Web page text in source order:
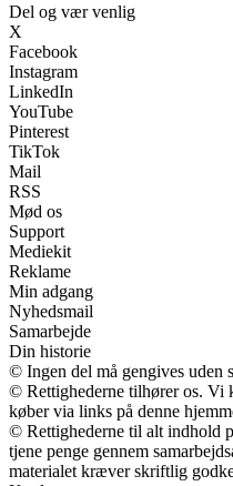
Del og vær venlig
X
Facebook
Instagram
LinkedIn
YouTube
Pinterest
TikTok
Mail
RSS
Mød os
Support
Mediekit
Reklame
Min adgang
Nyhedsmail
Samarbejde
Din historie
© Ingen del må gengives uden
© Rettighederne tilhører os. Vi
køber via links på denne
© Rettighederne til alt indhold
tjene penge gennem
materialet kræver skriftlig